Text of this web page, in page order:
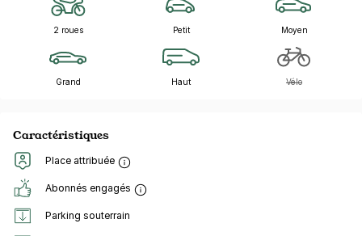
2 roues Petit Moyen
Grand Haut Vélo
Caractéristiques
Place attribuée
Abonnés engagés
Parking souterrain